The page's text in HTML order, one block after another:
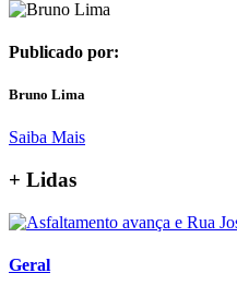
Publicado por:
Bruno Lima
Saiba Mais
+ Lidas
Geral